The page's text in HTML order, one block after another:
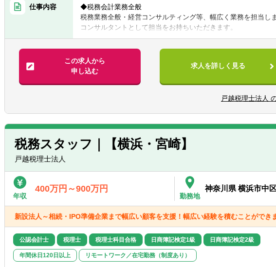
【具体的には】
◎責任感を持ち、丁寧な仕事を心掛けられる方
◎お客様との一つひとつのコミュニケーションを大切にできる方
仕事内容
◆税務会計業務全般
税務業務全般・経営コンサルティング等、幅広く業務を担当し
コンサルタントとして担当をお持ちいただきます。
・データ入力
・決算業務
・給与計算
・巡回監査
・入社後すぐは、データ入力、決算業務、給与計算、巡回監査
ます。決算の見込みまでの予想、今後の税金の見込みや手元に
未来に向けた資金繰りの提案等に特に注力しています。
・税理士の資格取得支援も行っているため、スキルアップでき
●決算・申告書の作成
●税務相談対応など
この求人から
申し込む
求人を詳しく見る
戸越税理士法人
税務スタッフ｜【横浜・宮崎】
戸越税理士法人
年収
400万円～900万円
勤務地
神奈川県 横浜市中
新設法人～相続・IPO準備企業まで幅広い顧客を支援！幅広い経験を積むことができ
公認会計士 税理士 税理士科目合格 日商簿記検定1級 日商簿記検定2級
年間休日120日以上 リモートワーク／在宅勤務（制度あり）